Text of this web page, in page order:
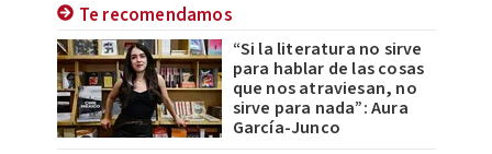
Te recomendamos
“Si la literatura no sirve
para hablar de las cosas
que nos atraviesan, no
sirve para nada”: Aura
García-Junco